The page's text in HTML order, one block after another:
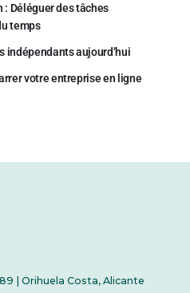
: Déléguer des tâches
temps
indépendants aujourd’hui
votre entreprise en ligne
| Orihuela Costa, Alicante